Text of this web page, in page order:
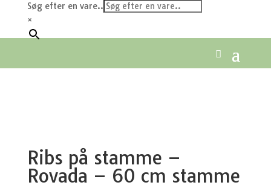
Søg efter en vare..
×
Ribs på stamme –
Rovada – 60 cm stamme